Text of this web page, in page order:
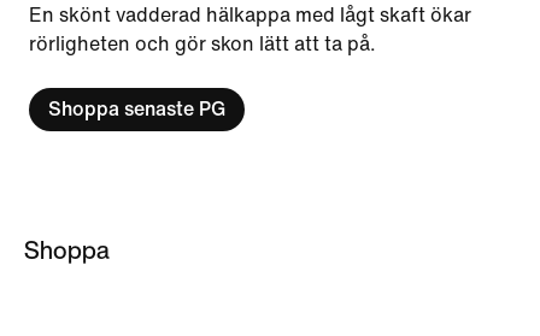
En skönt vadderad hälkappa med lågt skaft ökar
rörligheten och gör skon lätt att ta på.
Shoppa senaste PG
Shoppa